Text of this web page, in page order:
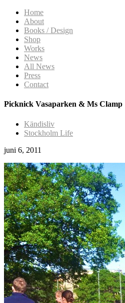
Home
About
Books / Design
Shop
Works
News
All News
Press
Contact
Picknick Vasaparken & Ms Clamp
Kändisliv
Stockholm Life
juni 6, 2011